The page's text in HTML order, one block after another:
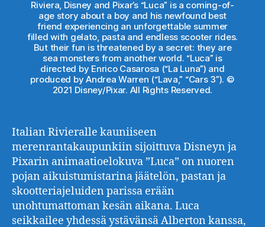
Riviera, Disney and Pixar’s “Luca” is a coming-of-
age story about a boy and his newfound best
friend experiencing an unforgettable summer
filled with gelato, pasta and endless scooter rides.
But their fun is threatened by a secret: they are
sea monsters from another world. “Luca” is
directed by Enrico Casarosa (“La Luna”) and
produced by Andrea Warren (“Lava,” “Cars 3”). ©
2021 Disney/Pixar. All Rights Reserved.
Italian Rivieralle kauniiseen
merenrantakaupunkiin sijoittuva Disneyn ja
Pixarin animaatioelokuva ”Luca” on nuoren
pojan aikuistumistarina jäätelön, pastan ja
skootteriajeluiden parissa erään
unohtumattoman kesän aikana. Luca
seikkailee yhdessä ystävänsä Alberton kanssa,